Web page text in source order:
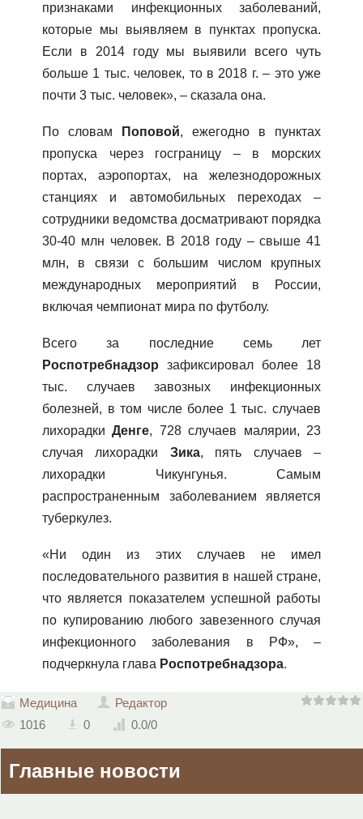
признаками инфекционных заболеваний,
которые мы выявляем в пунктах пропуска.
Если в 2014 году мы выявили всего чуть
больше 1 тыс. человек, то в 2018 г. – это уже
почти 3 тыс. человек», – сказала она.
По словам Поповой, ежегодно в пунктах
пропуска через госграницу – в морских
портах, аэропортах, на железнодорожных
станциях и автомобильных переходах –
сотрудники ведомства досматривают порядка
30-40 млн человек. В 2018 году – свыше 41
млн, в связи с большим числом крупных
международных мероприятий в России,
включая чемпионат мира по футболу.
Всего за последние семь лет
Роспотребнадзор зафиксировал более 18
тыс. случаев завозных инфекционных
болезней, в том числе более 1 тыс. случаев
лихорадки Денге, 728 случаев малярии, 23
случая лихорадки Зика, пять случаев –
лихорадки Чикунгунья. Самым
распространенным заболеванием является
туберкулез.
«Ни один из этих случаев не имел
последовательного развития в нашей стране,
что является показателем успешной работы
по купированию любого завезенного случая
инфекционного заболевания в РФ», –
подчеркнула глава Роспотребнадзора.
Медицина
Редактор
1016
0 0.0/0
Главные новости